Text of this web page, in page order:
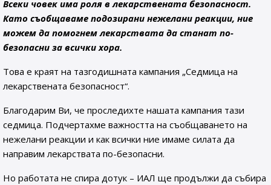
Всеки човек има роля в лекарствената безопасност.
Като съобщаваме подозирани нежелани реакции, ние
можем да помогнем лекарствата да станат по-
безопасни за всички хора.
Това е краят на тазгодишната кампания „Седмица на
лекарствената безопасност“.
Благодарим Ви, че проследихте нашата кампания тази
седмица. Подчертахме важността на съобщаването на
нежелани реакции и как всички ние имаме силата да
направим лекарствата по-безопасни.
Но работата не спира дотук – ИАЛ ще продължи да събира